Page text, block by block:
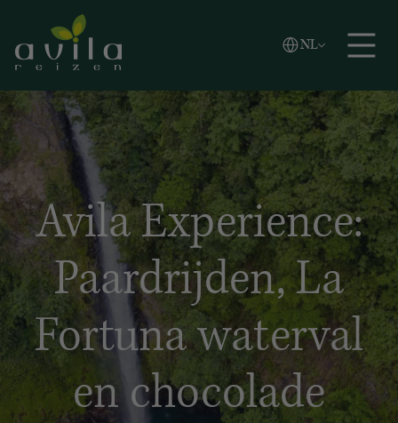
Zoeken
NL
Vlaams
English
Avila Experience:
Paardrijden, La
Fortuna waterval
en chocolade